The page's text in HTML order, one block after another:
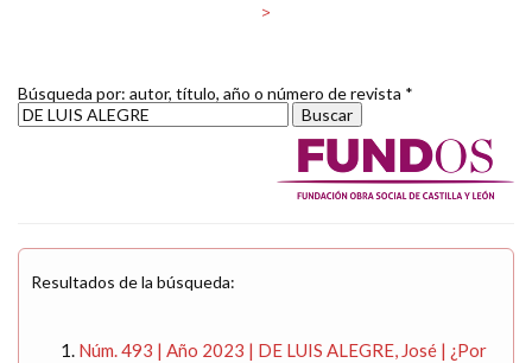
>
Búsqueda por: autor, título, año o número de revista *
Resultados de la búsqueda:
Núm. 493 | Año 2023 | DE LUIS ALEGRE, José | ¿Por